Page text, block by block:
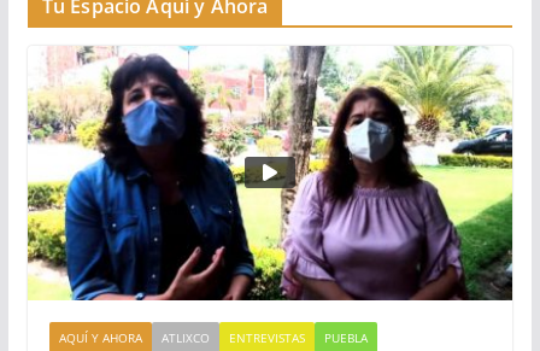
Tu Espacio Aquí y Ahora
AQUÍ Y AHORA ATLIXCO ENTREVISTAS
PUEBLA